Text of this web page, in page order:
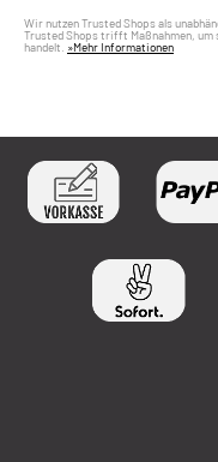
Wir nutzen Trusted Shops als
Trusted Shops trifft Maßnahmen, um
handelt. »Mehr Informationen